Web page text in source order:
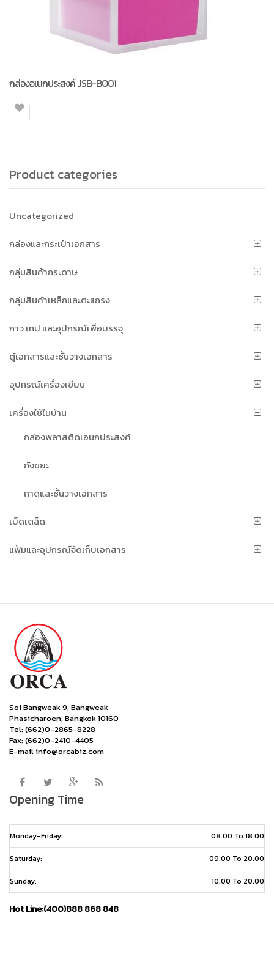
กล่องอเนกประสงค์ JSB-BO01
Product categories
Uncategorized
กล่องและกระเป๋าเอกสาร
กลุ่มสินค้ากระดาษ
กลุ่มสินค้าเหล็กและตะแกรง
กาว เทป และอุปกรณ์เพื่อบรรจุ
ตู้เอกสารและชั้นวางเอกสาร
อุปกรณ์เครื่องเขียน
เครื่องใช้ในบ้าน
กล่องพลาสติดเอนกประสงค์
ถังขยะ
ถาดและชั้นวางเอกสาร
เบ็ดเตล็ด
แฟ้มและอุปกรณ์จัดเก็บเอกสาร
Soi Bangweak 9, Bangweak
Phasicharoen, Bangkok 10160
Tel: (662)0-2865-8228
Fax: (662)0-2410-4405
E-mail info@orcabiz.com
Opening Time
Monday-Friday: 08.00 To 18.00
Saturday: 09.00 To 20.00
Sunday: 10.00 To 20.00
Hot Line:(400)888 868 848